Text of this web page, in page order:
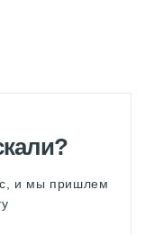
и мы пришлем